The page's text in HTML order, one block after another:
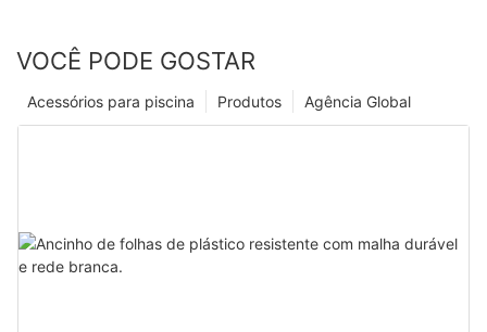
VOCÊ PODE GOSTAR
Agência Global
Produtos
Acessórios para piscina